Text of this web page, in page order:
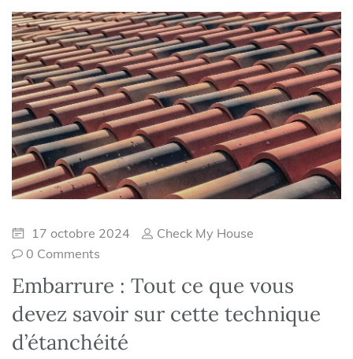
17 octobre 2024
Check My House
0 Comments
Embarrure : Tout ce que vous
devez savoir sur cette technique
d’étanchéité